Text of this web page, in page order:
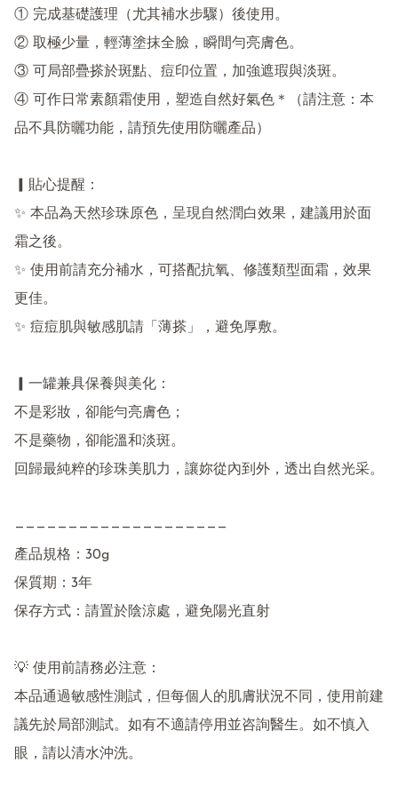
① 完成基礎護理（尤其補水步驟）後使用。
② 取極少量，輕薄塗抹全臉，瞬間勻亮膚色。
③ 可局部疊搽於斑點、痘印位置，加強遮瑕與淡斑。
④ 可作日常素顏霜使用，塑造自然好氣色＊（請注意：本
品不具防曬功能，請預先使用防曬產品）
▎貼心提醒：
✨ 本品為天然珍珠原色，呈現自然潤白效果，建議用於面
霜之後。
✨ 使用前請充分補水，可搭配抗氧、修護類型面霜，效果
更佳。
✨ 痘痘肌與敏感肌請「薄搽」，避免厚敷。
▎一罐兼具保養與美化：
不是彩妝，卻能勻亮膚色；
不是藥物，卻能溫和淡斑。
回歸最純粹的珍珠美肌力，讓妳從內到外，透出自然光采。
————————————————————
產品規格：30g
保質期：3年
保存方式：請置於陰涼處，避免陽光直射
💡 使用前請務必注意：
本品通過敏感性測試，但每個人的肌膚狀況不同，使用前建
議先於局部測試。如有不適請停用並咨詢醫生。如不慎入
眼，請以清水沖洗。